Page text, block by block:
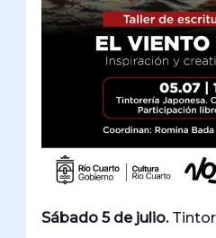
Sábado 5 de julio.